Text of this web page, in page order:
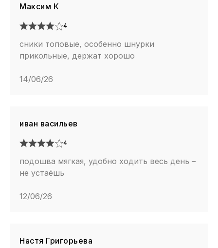
Максим К
4
сники топовые, особенно шнурки
прикольные, держат хорошо
14/06/26
иван васильев
4
подошва мягкая, удобно ходить весь день –
не устаёшь
12/06/26
Настя Григорьева